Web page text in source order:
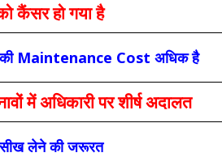
कैंसर हो गया है
की Maintenance Cost अधिक है
में अधिकारी पर शीर्ष अदालत
सीख लेने की जरूरत